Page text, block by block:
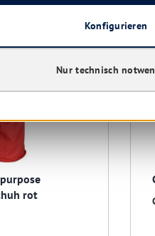
rot
Nur technisch
Konfigurieren